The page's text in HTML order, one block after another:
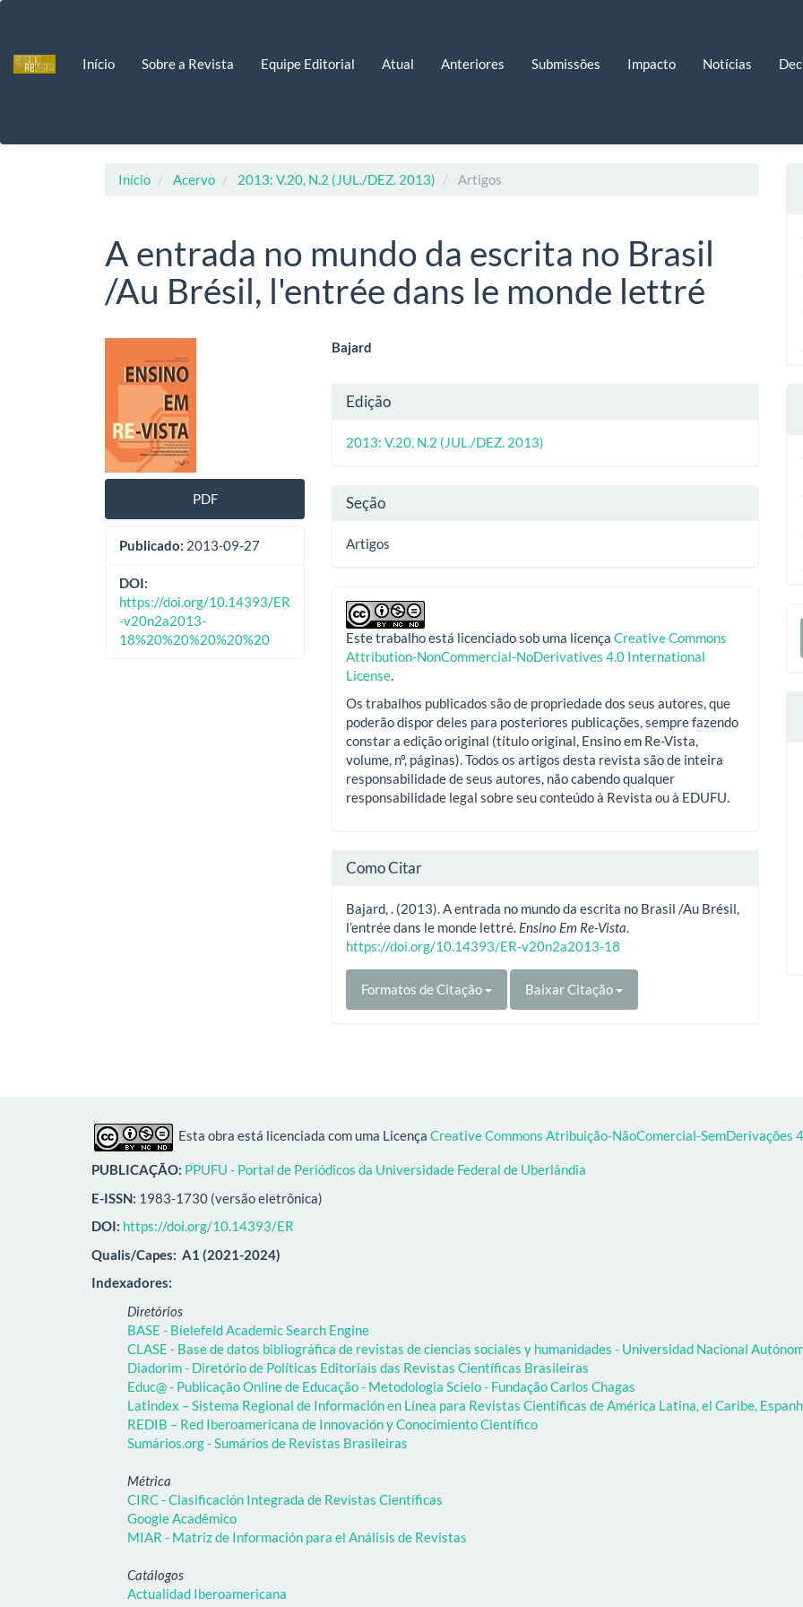
principalInício Sobre a Revista Equipe Editorial Atual Anteriores Submissões Impacto Notícias
Início Acervo 2013: V.20, N.2 (JUL./DEZ. 2013) Artigos
A entrada no mundo da escrita no Brasil
/Au Brésil, l'entrée dans le monde lettré
Barra
lateral
de
artigos
PDF
Publicado: 2013-09-27
DOI:
https://doi.org/10.14393/ER
-v20n2a2013-
18%20%20%20%20%20
Conteúdo
artigo
principal
Bajard
Detalhes
do
Edição
2013: V.20, N.2 (JUL./DEZ. 2013)
Seção
Artigos
Este trabalho está licenciado sob uma licençaCreative Commons
Attribution-NonCommercial-NoDerivatives 4.0 International
License
Os trabalhos publicados são de propriedade dos seus autores, que
poderão dispor deles para posteriores publicações, sempre fazendo
constar a edição original (título original, Ensino em Re-Vista,
volume, nº, páginas). Todos os artigos desta revista são de inteira
responsabilidade de seus autores, não cabendo qualquer
responsabilidade legal sobre seu conteúdo à Revista ou à EDUFU.
Como Citar
Bajard, . (2013). A entrada no mundo da escrita no Brasil /Au Brésil,
l’entrée dans le monde lettré. Ensino Em Re-Vista
https://doi.org/10.14393/ER-v20n2a2013-18
Formatos de Citação Baixar Citação
Esta obra está licenciada com uma Licença Creative Commons Atribuição-NãoComercial-SemDerivações
PUBLICAÇÃO: PPUFU - Portal de Periódicos da Universidade Federal de Uberlândia
E-ISSN: 1983-1730 (versão eletrônica)
DOI: https://doi.org/10.14393/ER
Qualis/Capes: A1 (2021-2024)
Indexadores:
Diretórios
BASE - Bielefeld Academic Search Engine
CLASE - Base de datos bibliográfica de revistas de ciencias sociales y humanidades - Universidad Nacional
Diadorim - Diretório de Políticas Editoriais das Revistas Científicas Brasileiras
Educ@ - Publicação Online de Educação - Metodologia Scielo - Fundação Carlos Chagas
Latindex – Sistema Regional de Información en Línea para Revistas Científicas de América Latina, el Caribe,
REDIB – Red Iberoamericana de Innovación y Conocimiento Científico
Sumários.org - Sumários de Revistas Brasileiras
Métrica
CIRC - Clasificación Integrada de Revistas Científicas
Google Acadêmico
MIAR - Matriz de Información para el Análisis de Revistas
Catálogos
Actualidad Iberoamericana